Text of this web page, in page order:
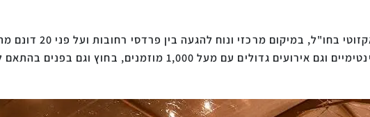
כפר האירועים קולוניה מספק אווירה של ריזורט
אירועים מקורה במרכז. המתחם מארח אירועים קטנים ואינטימיים וגם אירועים גדולים עם מעל 1,000 מוזמנים,